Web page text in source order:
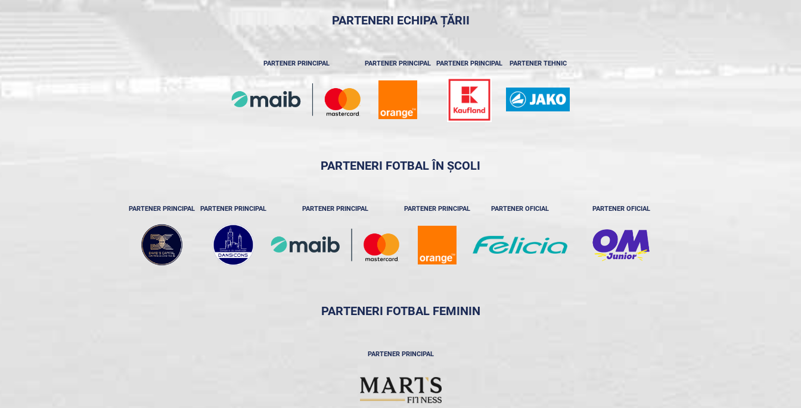
PARTENERI ECHIPA ȚĂRII
PARTENER PRINCIPAL PARTENER PRINCIPAL PARTENER PRINCIPAL PARTENER TEHNIC
PARTENERI FOTBAL ÎN ȘCOLI
PARTENER PRINCIPAL PARTENER PRINCIPAL PARTENER PRINCIPAL PARTENER PRINCIPAL PARTENER OFICIAL PARTENER OFICIAL
PARTENERI FOTBAL FEMININ
PARTENER PRINCIPAL